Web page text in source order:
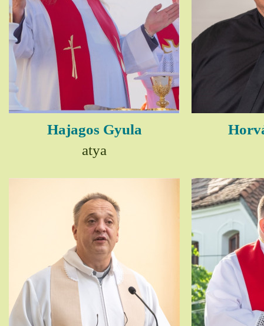
Hajagos Gyula
atya